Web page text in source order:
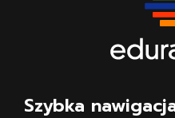
Szybka